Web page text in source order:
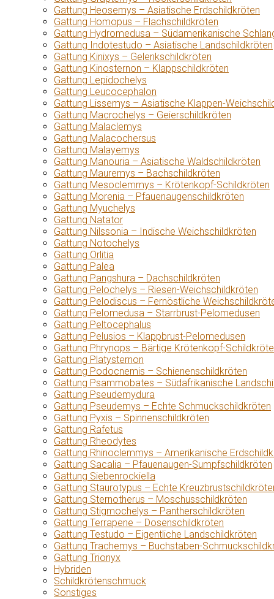
Gattung Heosemys – Asiatische Erdschildkröten
Gattung Homopus – Flachschildkröten
Gattung Hydromedusa – Südamerikanische
Gattung Indotestudo – Asiatische Landschildkröten
Gattung Kinixys – Gelenkschildkröten
Gattung Kinosternon – Klappschildkröten
Gattung Lepidochelys
Gattung Leucocephalon
Gattung Lissemys – Asiatische Klappen-
Gattung Macrochelys – Geierschildkröten
Gattung Malaclemys
Gattung Malacochersus
Gattung Malayemys
Gattung Manouria – Asiatische Waldschildkröten
Gattung Mauremys – Bachschildkröten
Gattung Mesoclemmys – Krötenkopf-Schildkröten
Gattung Morenia – Pfauenaugenschildkröten
Gattung Myuchelys
Gattung Natator
Gattung Nilssonia – Indische Weichschildkröten
Gattung Notochelys
Gattung Orlitia
Gattung Palea
Gattung Pangshura – Dachschildkröten
Gattung Pelochelys – Riesen-Weichschildkröten
Gattung Pelodiscus – Fernöstliche
Gattung Pelomedusa – Starrbrust-Pelomedusen
Gattung Peltocephalus
Gattung Pelusios – Klappbrust-Pelomedusen
Gattung Phrynops – Bärtige Krötenkopf-
Gattung Platysternon
Gattung Podocnemis – Schienenschildkröten
Gattung Psammobates – Südafrikanische
Gattung Pseudemydura
Gattung Pseudemys – Echte Schmuckschildkröten
Gattung Pyxis – Spinnenschildkröten
Gattung Rafetus
Gattung Rheodytes
Gattung Rhinoclemmys – Amerikanische
Gattung Sacalia – Pfauenaugen-Sumpfschildkröten
Gattung Siebenrockiella
Gattung Staurotypus – Echte
Gattung Sternotherus – Moschusschildkröten
Gattung Stigmochelys – Pantherschildkröten
Gattung Terrapene – Dosenschildkröten
Gattung Testudo – Eigentliche Landschildkröten
Gattung Trachemys – Buchstaben-
Gattung Trionyx
Hybriden
Schildkrötenschmuck
Sonstiges